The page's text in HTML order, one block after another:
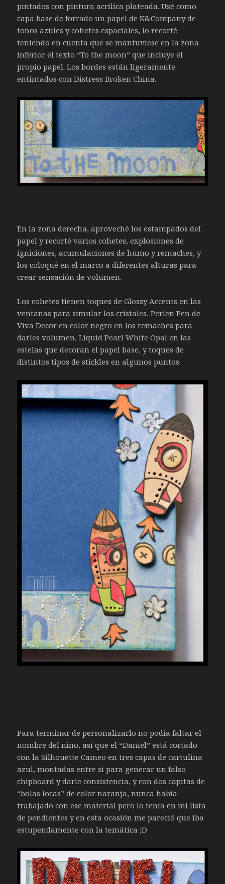
pintados con pintura acrílica plateada. Usé como
capa base de forrado un papel de K&Company de
tonos azules y cohetes espaciales, lo recorté
teniendo en cuenta que se mantuviese en la zona
inferior el texto “To the moon” que incluye el
propio papel. Los bordes están ligeramente
entintados con Distress Broken China.
En la zona derecha, aproveché los estampados del
papel y recorté varios cohetes, explosiones de
igniciones, acumulaciones de humo y remaches, y
los coloqué en el marco a diferentes alturas para
crear sensación de volumen.
Los cohetes tienen toques de Glossy Accents en las
ventanas para simular los cristales, Perlen Pen de
Viva Decor en color negro en los remaches para
darles volumen, Liquid Pearl White Opal en las
estelas que decoran el papel base, y toques de
distintos tipos de stickles en algunos puntos.
Para terminar de personalizarlo no podía faltar el
nombre del niño, así que el “Daniel” está cortado
con la Silhouette Cameo en tres capas de cartulina
azul, montadas entre si para generar un falso
chipboard y darle consistencia, y con dos capitas de
“bolas locas” de color naranja, nunca había
trabajado con ese material pero lo tenía en mi lista
de pendientes y en esta ocasión me pareció que iba
estupendamente con la temática ;D